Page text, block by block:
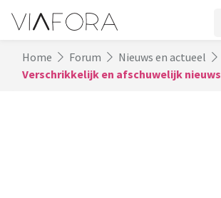
Home Forum
Nieuws en actueel
Verschrikkelijk en afschuwelijk nieuws